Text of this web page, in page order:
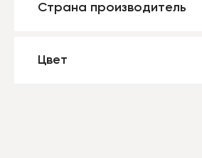
Страна производитель
Цвет